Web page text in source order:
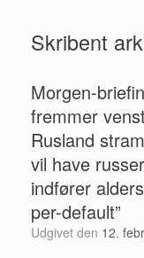
Skribent
Morgen-
fremmer
Rusland
vil have
indfører
per-default”
Udgivet den 12.